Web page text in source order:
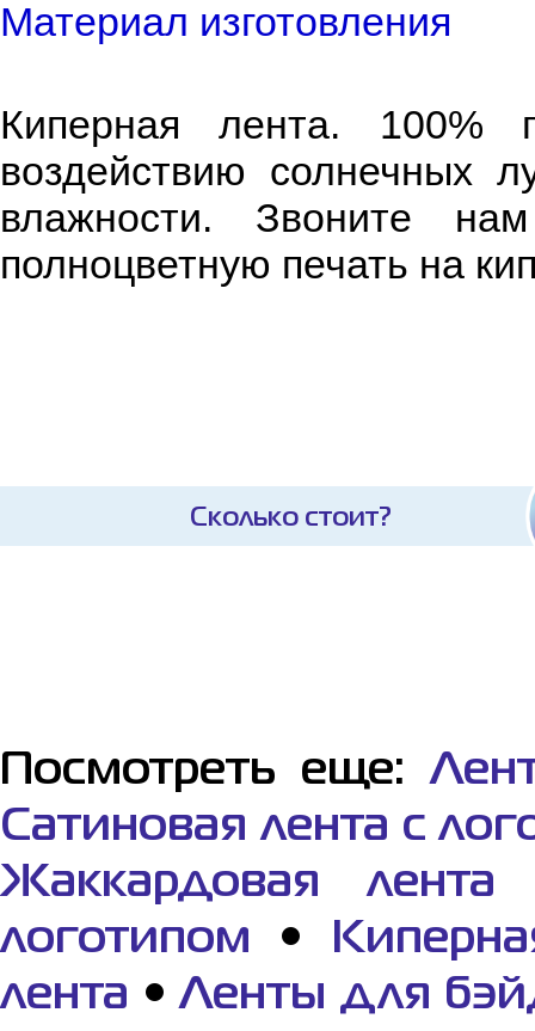
Материал изготовления
Киперная лента. 100%
воздействию солнечных
влажности. Звоните
полноцветную печать на
Сколько стоит?
Посмотреть еще:
Сатиновая лента с
Жаккардовая лента
логотипом •
лента •Ленты для